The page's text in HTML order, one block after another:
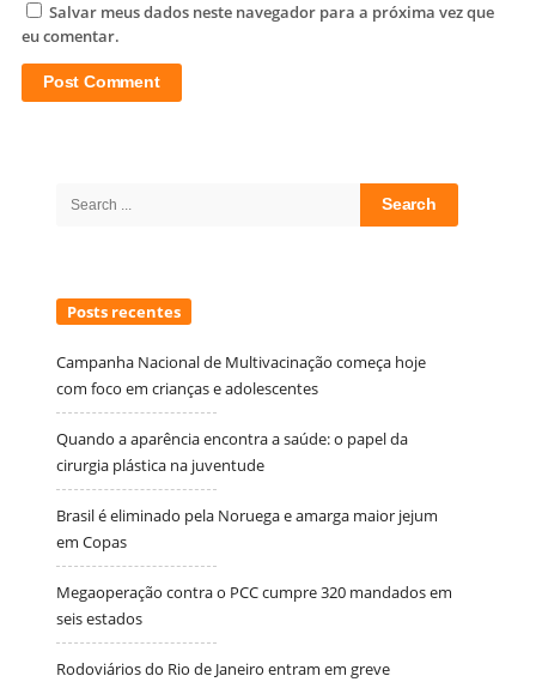
Salvar meus dados neste navegador para a próxima vez que
eu comentar.
Search
Posts recentes
Campanha Nacional de Multivacinação começa hoje
com foco em crianças e adolescentes
Quando a aparência encontra a saúde: o papel da
cirurgia plástica na juventude
Brasil é eliminado pela Noruega e amarga maior jejum
em Copas
Megaoperação contra o PCC cumpre 320 mandados em
seis estados
Rodoviários do Rio de Janeiro entram em greve